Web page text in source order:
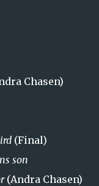
Chasen)
(Final)
son
(Andra Chasen)